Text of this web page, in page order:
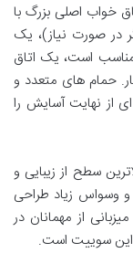
خواب اصلی بزرگ با
در صورت نیاز)، یک
مناسب است، یک اتاق
حمام های متعدد و
از نهایت آسایش را
سطح از زیبایی و
و وسواس زیاد طراحی
از مهمانان در
این سوییت است.